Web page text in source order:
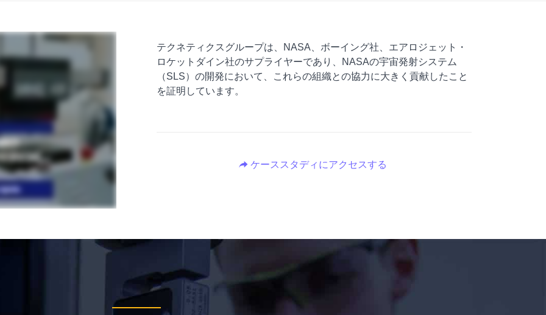
テクネティクスグループは、NASA、ボーイング社、エアロジェット・
ロケットダイン社のサプライヤーであり、NASAの宇宙発射システム
（SLS）の開発において、これらの組織との協力に大きく貢献したこと
を証明しています。
ケーススタディにアクセスする